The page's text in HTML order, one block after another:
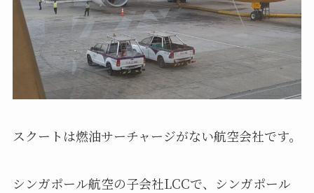
スクートは燃油サーチャージがない航空会社です。
シンガポール航空の子会社LCCで、シンガポール